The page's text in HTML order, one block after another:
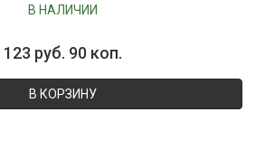
В НАЛИЧИИ
123 руб. 90 коп.
В КОРЗИНУ